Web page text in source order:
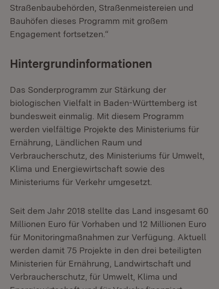
Straßenbaubehörden, Straßenmeistereien und
Bauhöfen dieses Programm mit großem
Engagement fortsetzen.“
Hintergrundinformationen
Das Sonderprogramm zur Stärkung der
biologischen Vielfalt in Baden-Württemberg ist
bundesweit einmalig. Mit diesem Programm
werden vielfältige Projekte des Ministeriums für
Ernährung, Ländlichen Raum und
Verbraucherschutz, des Ministeriums für Umwelt,
Klima und Energiewirtschaft sowie des
Ministeriums für Verkehr umgesetzt.
Seit dem Jahr 2018 stellte das Land insgesamt 60
Millionen Euro für Vorhaben und 12 Millionen Euro
für Monitoringmaßnahmen zur Verfügung. Aktuell
werden damit 75 Projekte in den drei beteiligten
Ministerien für Ernährung, Landwirtschaft und
Verbraucherschutz, für Umwelt, Klima und